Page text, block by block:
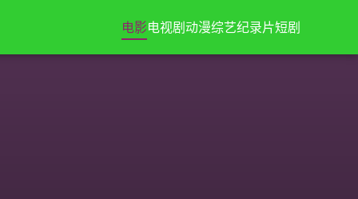
电影电视剧 动漫综艺纪录片短剧